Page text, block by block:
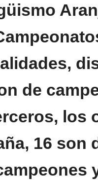
de
los
16 son